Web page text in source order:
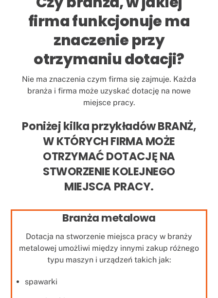
firma funkcjonuje ma
znaczenie przy
otrzymaniu dotacji?
Nie ma znaczenia czym firma się zajmuje. Każda
branża i firma może uzyskać dotację na nowe
miejsce pracy.
Poniżej kilka przykładów BRANŻ,
W KTÓRYCH FIRMA MOŻE
OTRZYMAĆ DOTACJĘ NA
STWORZENIE KOLEJNEGO
MIEJSCA PRACY.
Branża metalowa
Dotacja na stworzenie miejsca pracy w branży
metalowej umożliwi między innymi zakup różnego
typu maszyn i urządzeń takich jak:
spawarki